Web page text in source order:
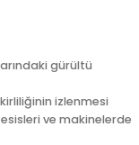
gürültü
izlenmesi
ve makinelerde